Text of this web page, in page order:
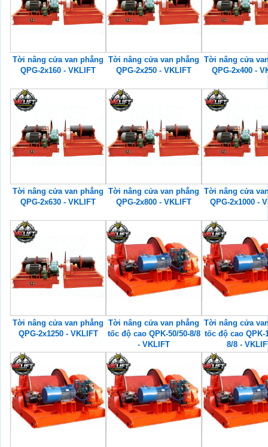
Tời nâng cửa van phẳng
QPG-2x160 - VKLIFT
Tời nâng cửa van phẳng
QPG-2x250 - VKLIFT
Tời nâng cửa
QPG-2x400 -
Tời nâng cửa van phẳng
QPG-2x630 - VKLIFT
Tời nâng cửa van phẳng
QPG-2x800 - VKLIFT
Tời nâng cửa
QPG-2x1000 -
Tời nâng cửa van phẳng
QPG-2x1250 - VKLIFT
Tời nâng cửa van phẳng
tốc độ cao QPK-50/50-8/8
- VKLIFT
Tời nâng cửa
tốc độ cao QPK-
8/8 -